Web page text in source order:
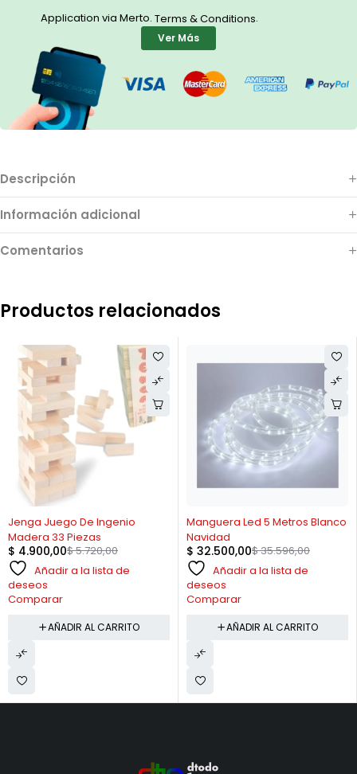
Application via Merto. Terms & Conditions.
Ver Más
Descripción
Información adicional
Comentarios
Productos relacionados
Jenga Juego De Ingenio
Madera 33 Piezas
$5.720,00
$ 4.900,00
Añadir a la lista de
deseos
Comparar
AÑADIR AL CARRITO
Manguera Led 5 Metros Blanco
Navidad
$35.596,00
$ 32.500,00
Añadir a la lista de
deseos
Comparar
AÑADIR AL CARRITO